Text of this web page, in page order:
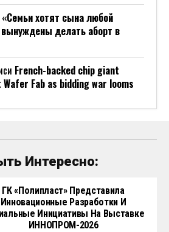
«Семьи хотят сына любой
делать аборт в
French-backed chip giant
Fab as bidding war looms
Интересно:
ГК «Полипласт» Представила
Инновационные Разработки И
Инициативы На Выставке
ИННОПРОМ-2026